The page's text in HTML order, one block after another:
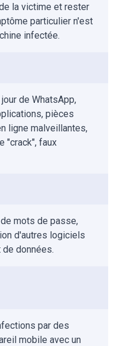
la victime et rester
particulier n'est
infectée.
de WhatsApp,
pièces
ligne malveillantes,
"crack", faux
mots de passe,
d'autres logiciels
données.
par des
mobile avec un